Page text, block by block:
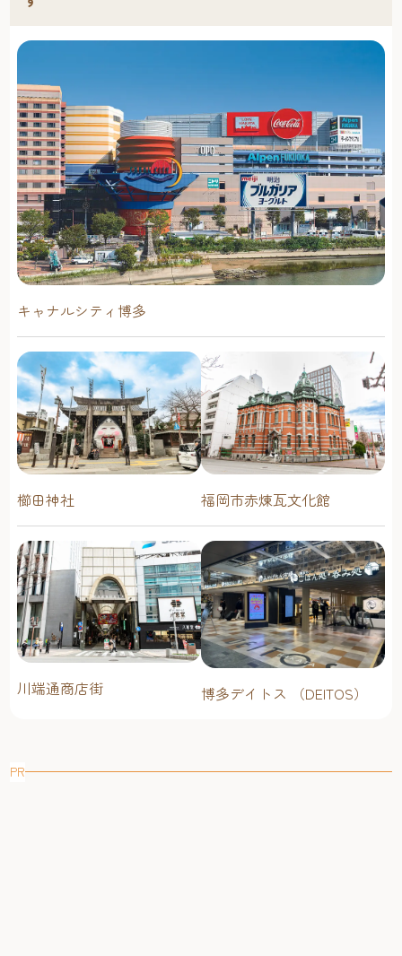
キャナルシティ博多
櫛田神社 福岡市赤煉瓦文化館
川端通商店街 博多デイトス （DEITOS）
PR